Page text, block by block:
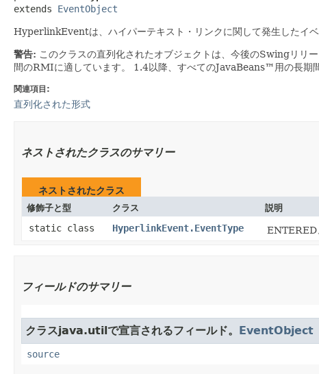
extends EventObject
HyperlinkEventは、ハイパーテキスト・リンクに関して発生したイ
警告: このクラスの直列化されたオブジェクトは、今後のSwingリリー
間のRMIに適しています。
1.4以降、すべてのJavaBeans™用の長期
関連項目:
直列化された形式
ネストされたクラスのサマリー
ネストされたクラス
修飾子と型 クラス 説明
static class HyperlinkEvent.EventType ENTERED
フィールドのサマリー
クラスjava.utilで宣言されるフィールド。 EventObject
source